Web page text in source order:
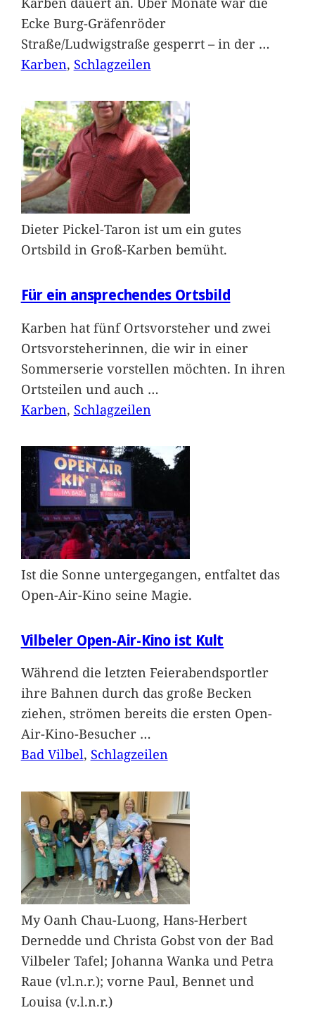
Ecke Burg-Gräfenröder
Straße/Ludwigstraße gesperrt – in der …
Karben, Schlagzeilen
Dieter Pickel-Taron ist um ein gutes
Ortsbild in Groß-Karben bemüht.
Für ein ansprechendes Ortsbild
Karben hat fünf Ortsvorsteher und zwei
Ortsvorsteherinnen, die wir in einer
Sommerserie vorstellen möchten. In ihren
Ortsteilen und auch …
Karben, Schlagzeilen
Ist die Sonne untergegangen, entfaltet das
Open-Air-Kino seine Magie.
Vilbeler Open-Air-Kino ist Kult
Während die letzten Feierabendsportler
ihre Bahnen durch das große Becken
ziehen, strömen bereits die ersten Open-
Air-Kino-Besucher …
Bad Vilbel, Schlagzeilen
My Oanh Chau-Luong, Hans-Herbert
Dernedde und Christa Gobst von der Bad
Vilbeler Tafel; Johanna Wanka und Petra
Raue (vl.n.r.); vorne Paul, Bennet und
Louisa (v.l.n.r.)